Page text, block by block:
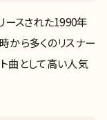
ースされた1990年
から多くのリスナー
曲として高い人気